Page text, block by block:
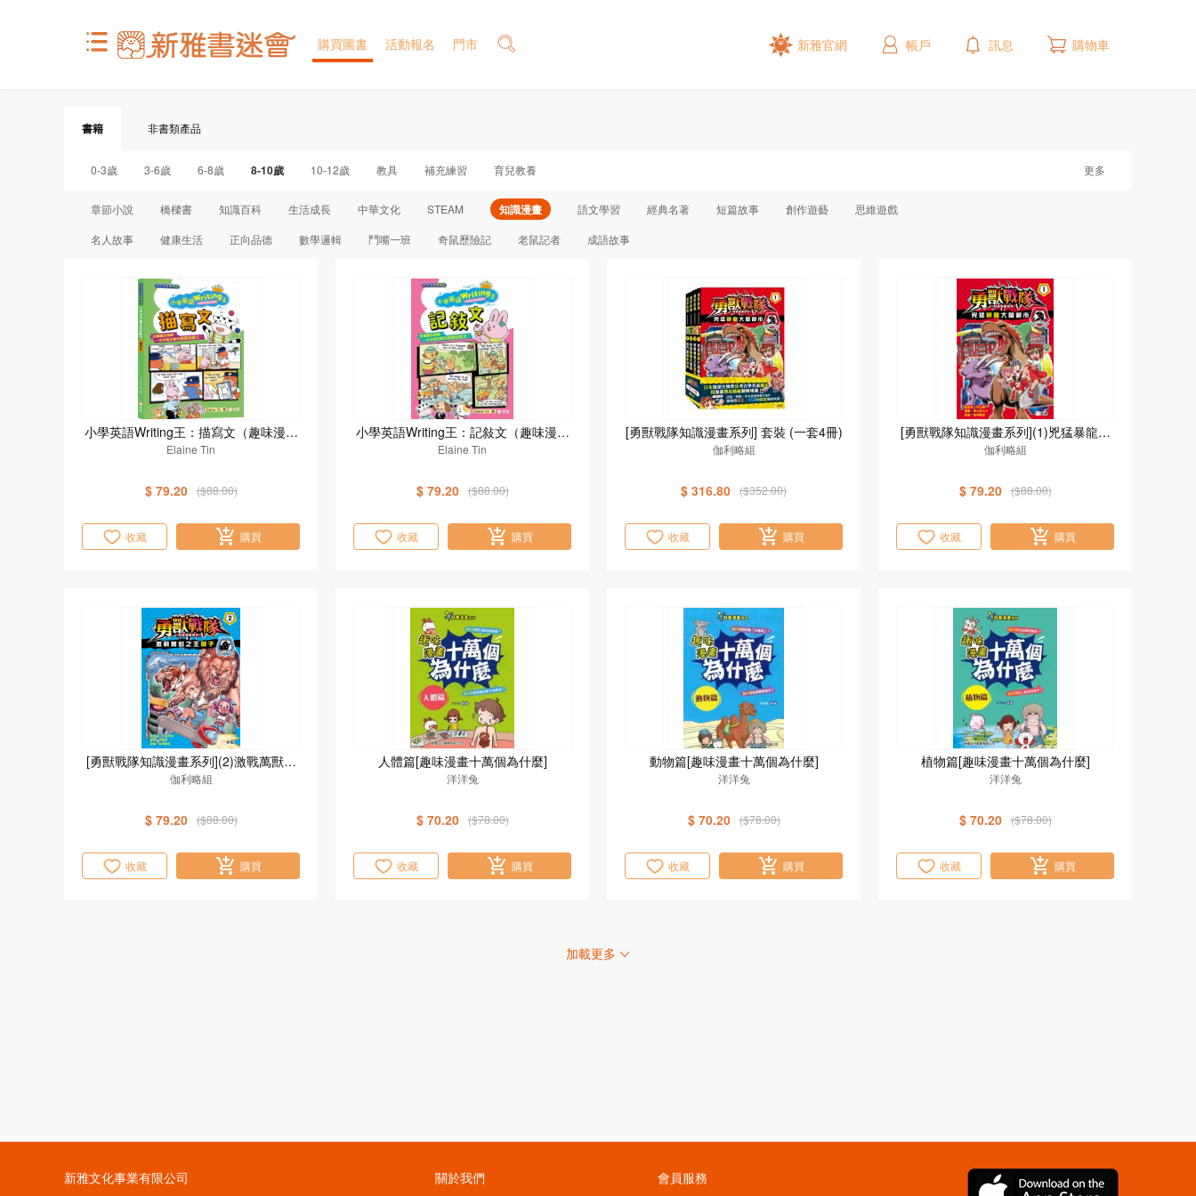
書籍 非書類產品
0-3歲 3-6歲 6-8歲 8-10歲 10-12歲 教具 補充練習 育兒教養 更多
章節小說 橋樑書 知識百科 生活成長 中華文化 STEAM 知識漫畫 語文學習 經典名著 短篇故事 創作遊藝
思維遊戲
名人故事
健康生活 正向品德 數學邏輯 鬥嘴一班 奇鼠歷險記 老鼠記者 成語故事
小學英語Writing王：描寫文（趣味漫畫
學英語）
Elaine Tin
$ 79.20 ($88.00)
收藏 購買
小學英語Writing王：記敍文（趣味漫畫
學英語）
Elaine Tin
$ 79.20 ($88.00)
收藏 購買
[勇獸戰隊知識漫畫系列] 套裝 (一套4冊)
伽利略組
$ 316.80 ($352.00)
收藏 購買
[勇獸戰隊知識漫畫系列](1)兇猛暴龍大
鬧都市
伽利略組
$ 79.20 ($88.00)
收藏 購買
[勇獸戰隊知識漫畫系列](2)激戰萬獸之
王獅子
伽利略組
$ 79.20 ($88.00)
收藏 購買
人體篇[趣味漫畫十萬個為什麼]
洋洋兔
$ 70.20 ($78.00)
收藏 購買
動物篇[趣味漫畫十萬個為什麼]
洋洋兔
$ 70.20 ($78.00)
收藏 購買
植物篇[趣味漫畫十萬個為什麼]
洋洋兔
$ 70.20 ($78.00)
收藏 購買
加載更多
購買圖書 活動報名 門市 新雅官網 帳戶 訊息 購物車
新雅文化事業有限公司 關於我們 會員服務